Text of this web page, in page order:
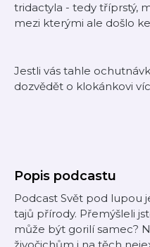
tridactyla - tedy tříprstý,
mezi kterými ale došlo
Jestli vás tahle
dozvědět o klokánkovi
Popis podcastu
Podcast Svět pod lupou
tajů přírody. Přemýšleli
může být gorilí samec?